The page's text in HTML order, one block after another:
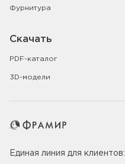
Фурнитура
Скачать
PDF-каталог
3D-модели
Единая линия для клиентов: